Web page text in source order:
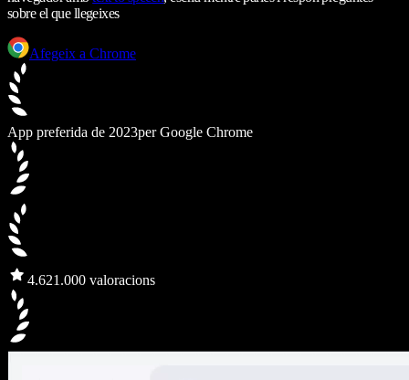
sobre el que llegeixes
Afegeix a Chrome
App preferida de 2023per Google Chrome
4.621.000 valoracions